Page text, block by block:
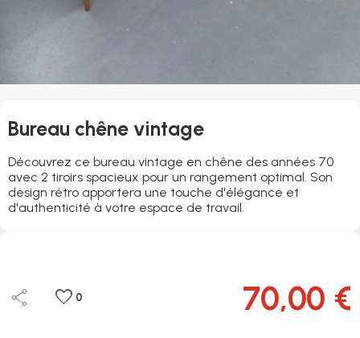
Bureau chêne vintage
Découvrez ce bureau vintage en chêne des années 70
avec 2 tiroirs spacieux pour un rangement optimal. Son
design rétro apportera une touche d'élégance et
d'authenticité à votre espace de travail.
share favorite 0 70,00 €